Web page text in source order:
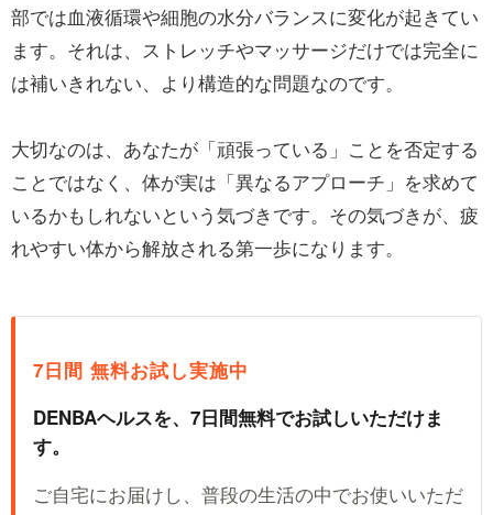
部では血液循環や細胞の水分バランスに変化が起きてい
ます。それは、ストレッチやマッサージだけでは完全に
は補いきれない、より構造的な問題なのです。
大切なのは、あなたが「頑張っている」ことを否定する
ことではなく、体が実は「異なるアプローチ」を求めて
いるかもしれないという気づきです。その気づきが、疲
れやすい体から解放される第一歩になります。
7日間 無料お試し実施中
DENBAヘルスを、7日間無料でお試しいただけま
す。
ご自宅にお届けし、普段の生活の中でお使いいただ